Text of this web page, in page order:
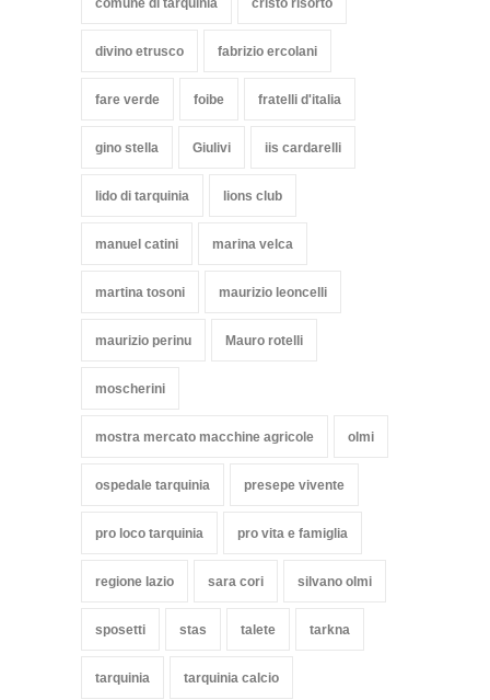
comune di tarquinia cristo risorto
divino etrusco fabrizio ercolani
fare verde foibe fratelli d'italia
gino stella Giulivi iis cardarelli
lido di tarquinia lions club
manuel catini marina velca
martina tosoni maurizio leoncelli
maurizio perinu Mauro rotelli
moscherini
mostra mercato macchine agricole olmi
ospedale tarquinia presepe vivente
pro loco tarquinia pro vita e famiglia
regione lazio sara cori silvano olmi
sposetti stas talete tarkna
tarquinia tarquinia calcio